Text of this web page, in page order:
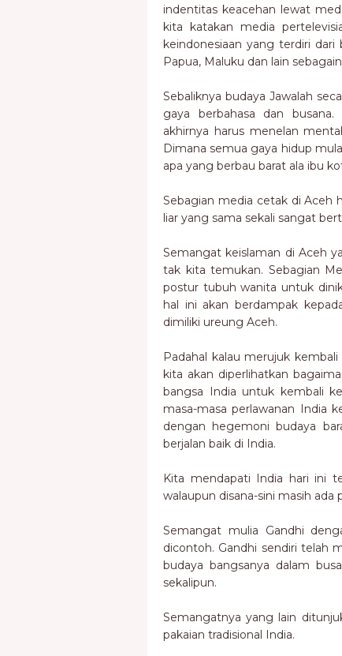
indentitas keacehan lewat
kita katakan media
keindonesiaan yang terdiri
Papua, Maluku dan lain
Sebaliknya budaya Jawalah
gaya berbahasa dan
akhirnya harus menelan
Dimana semua gaya hidup
apa yang berbau barat ala ibu
Sebagian media cetak di Aceh
liar yang sama sekali sangat
Semangat keislaman di Aceh
tak kita temukan. Sebagian
postur tubuh wanita untuk
hal ini akan berdampak
dimiliki ureung Aceh.
Padahal kalau merujuk
kita akan diperlihatkan
bangsa India untuk kembali
masa-masa perlawanan India
dengan hegemoni budaya
berjalan baik di India.
Kita mendapati India hari ini
walaupun disana-sini masih
Semangat mulia Gandhi
dicontoh. Gandhi sendiri telah
budaya bangsanya dalam
sekalipun.
Semangatnya yang lain
pakaian tradisional India.